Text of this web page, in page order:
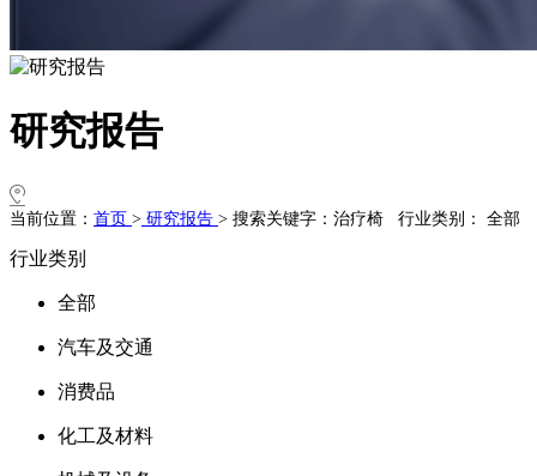
研究报告
当前位置： 首页 > 研究报告 > 搜索关键字：治疗椅 行业类别： 全部
行业类别
全部
汽车及交通
消费品
化工及材料